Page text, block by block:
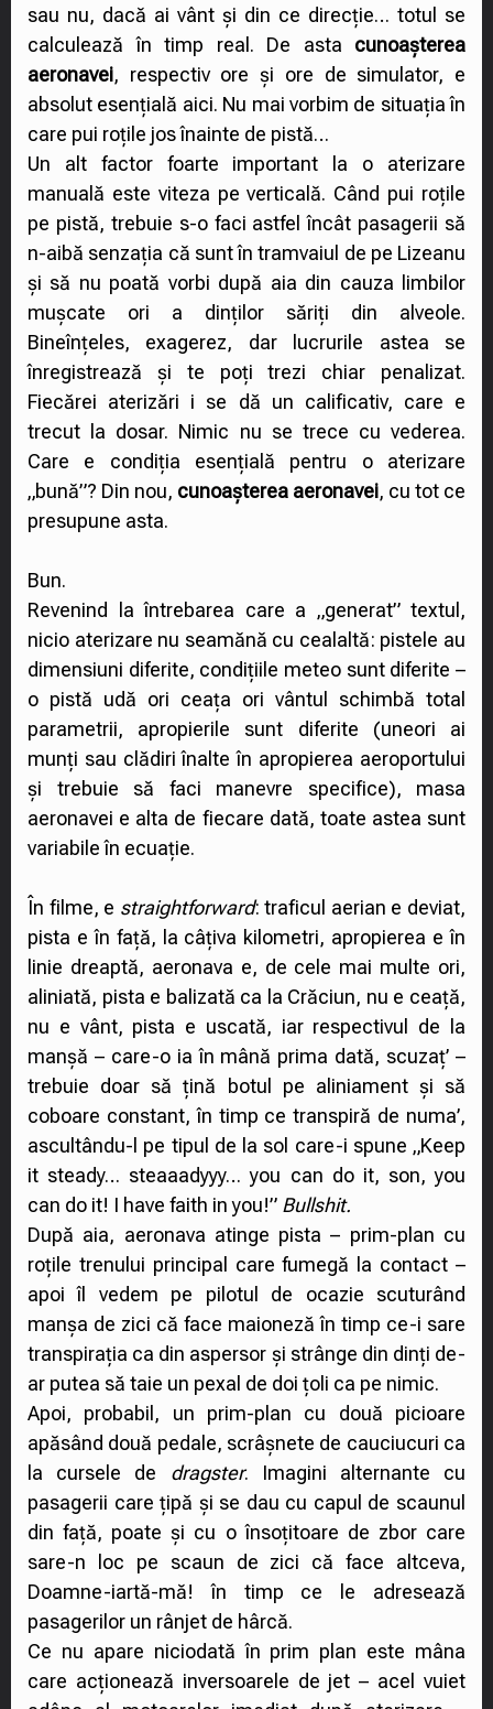
sau nu, dacă ai vânt și din ce direcție… totul se
calculează în timp real. De asta cunoașterea
aeronavei, respectiv ore și ore de simulator, e
absolut esențială aici. Nu mai vorbim de situația în
care pui roțile jos înainte de pistă…
Un alt factor foarte important la o aterizare
manuală este viteza pe verticală. Când pui roțile
pe pistă, trebuie s-o faci astfel încât pasagerii să
n-aibă senzația că sunt în tramvaiul de pe Lizeanu
și să nu poată vorbi după aia din cauza limbilor
mușcate ori a dinților săriți din alveole.
Bineînțeles, exagerez, dar lucrurile astea se
înregistrează și te poți trezi chiar penalizat.
Fiecărei aterizări i se dă un calificativ, care e
trecut la dosar. Nimic nu se trece cu vederea.
Care e condiția esențială pentru o aterizare
„bună”? Din nou, cunoașterea aeronavei, cu tot ce
presupune asta.
Bun.
Revenind la întrebarea care a „generat” textul,
nicio aterizare nu seamănă cu cealaltă: pistele au
dimensiuni diferite, condițiile meteo sunt diferite –
o pistă udă ori ceața ori vântul schimbă total
parametrii, apropierile sunt diferite (uneori ai
munți sau clădiri înalte în apropierea aeroportului
și trebuie să faci manevre specifice), masa
aeronavei e alta de fiecare dată, toate astea sunt
variabile în ecuație.
În filme, e straightforward: traficul aerian e deviat,
pista e în față, la câțiva kilometri, apropierea e în
linie dreaptă, aeronava e, de cele mai multe ori,
aliniată, pista e balizată ca la Crăciun, nu e ceață,
nu e vânt, pista e uscată, iar respectivul de la
manșă – care-o ia în mână prima dată, scuzaț’ –
trebuie doar să țină botul pe aliniament și să
coboare constant, în timp ce transpiră de numa’,
ascultându-l pe tipul de la sol care-i spune „Keep
it steady… steaaadyyy… you can do it, son, you
can do it! I have faith in you!” Bullshit.
După aia, aeronava atinge pista – prim-plan cu
roțile trenului principal care fumegă la contact –
apoi îl vedem pe pilotul de ocazie scuturând
manșa de zici că face maioneză în timp ce-i sare
transpirația ca din aspersor și strânge din dinți de-
ar putea să taie un pexal de doi țoli ca pe nimic.
Apoi, probabil, un prim-plan cu două picioare
apăsând două pedale, scrâșnete de cauciucuri ca
la cursele de dragster. Imagini alternante cu
pasagerii care țipă și se dau cu capul de scaunul
din față, poate și cu o însoțitoare de zbor care
sare-n loc pe scaun de zici că face altceva,
Doamne-iartă-mă! în timp ce le adresează
pasagerilor un rânjet de hârcă.
Ce nu apare niciodată în prim plan este mâna
care acționează inversoarele de jet – acel vuiet